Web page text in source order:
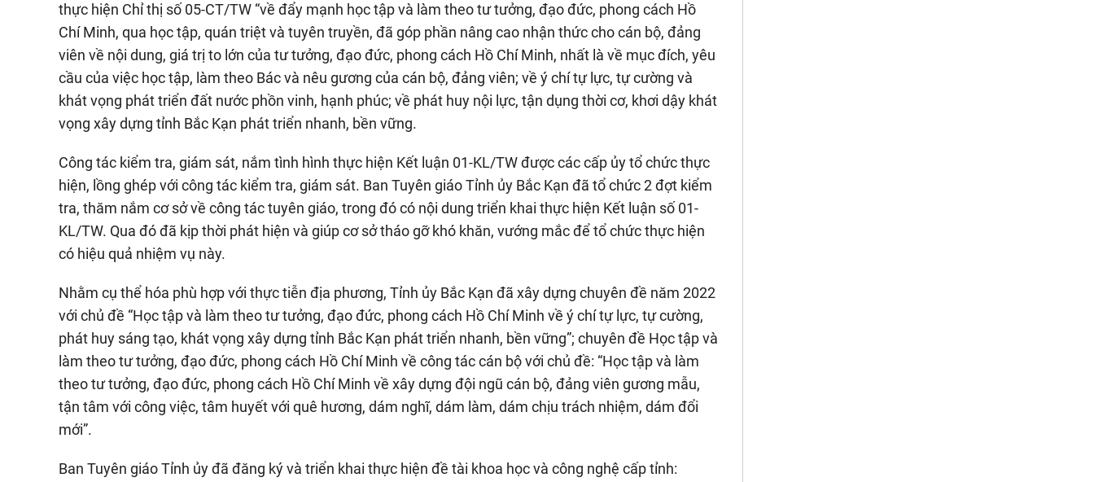
thực hiện Chỉ thị số 05-CT/TW “về đẩy mạnh học tập và làm theo tư tưởng, đạo đức, phong cách Hồ
Chí Minh, qua học tập, quán triệt và tuyên truyền, đã góp phần nâng cao nhận thức cho cán bộ, đảng
viên về nội dung, giá trị to lớn của tư tưởng, đạo đức, phong cách Hồ Chí Minh, nhất là về mục đích, yêu
cầu của việc học tập, làm theo Bác và nêu gương của cán bộ, đảng viên; về ý chí tự lực, tự cường và
khát vọng phát triển đất nước phồn vinh, hạnh phúc; về phát huy nội lực, tận dụng thời cơ, khơi dậy khát
vọng xây dựng tỉnh Bắc Kạn phát triển nhanh, bền vững.
Công tác kiểm tra, giám sát, nắm tình hình thực hiện Kết luận 01-KL/TW được các cấp ủy tổ chức thực
hiện, lồng ghép với công tác kiểm tra, giám sát. Ban Tuyên giáo Tỉnh ủy Bắc Kạn đã tổ chức 2 đợt kiểm
tra, thăm nắm cơ sở về công tác tuyên giáo, trong đó có nội dung triển khai thực hiện Kết luận số 01-
KL/TW. Qua đó đã kịp thời phát hiện và giúp cơ sở tháo gỡ khó khăn, vướng mắc để tổ chức thực hiện
có hiệu quả nhiệm vụ này.
Nhằm cụ thể hóa phù hợp với thực tiễn địa phương, Tỉnh ủy Bắc Kạn đã xây dựng chuyên đề năm 2022
với chủ đề “Học tập và làm theo tư tưởng, đạo đức, phong cách Hồ Chí Minh về ý chí tự lực, tự cường,
phát huy sáng tạo, khát vọng xây dựng tỉnh Bắc Kạn phát triển nhanh, bền vững”; chuyên đề Học tập và
làm theo tư tưởng, đạo đức, phong cách Hồ Chí Minh về công tác cán bộ với chủ đề: “Học tập và làm
theo tư tưởng, đạo đức, phong cách Hồ Chí Minh về xây dựng đội ngũ cán bộ, đảng viên gương mẫu,
tận tâm với công việc, tâm huyết với quê hương, dám nghĩ, dám làm, dám chịu trách nhiệm, dám đổi
mới”.
Ban Tuyên giáo Tỉnh ủy đã đăng ký và triển khai thực hiện đề tài khoa học và công nghệ cấp tỉnh: